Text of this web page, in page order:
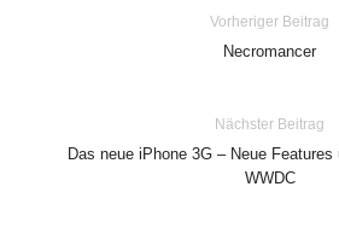
Vorheriger Beitrag
Necromancer
Nächster Beitrag
Das neue iPhone 3G – Neue
WWDC